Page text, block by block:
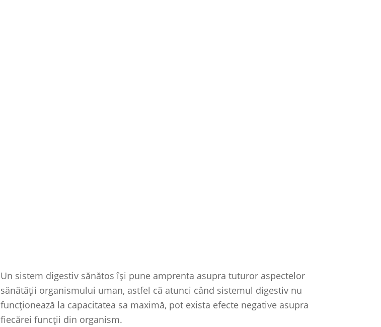
Un sistem digestiv sănătos își pune amprenta asupra tuturor aspectelor
sănătății organismului uman, astfel că atunci când sistemul digestiv nu
funcționează la capacitatea sa maximă, pot exista efecte negative asupra
fiecărei funcții din organism.